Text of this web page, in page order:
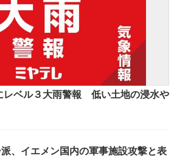
レベル３大雨警報 低い土地の浸水や
、イエメン国内の軍事施設攻撃と表